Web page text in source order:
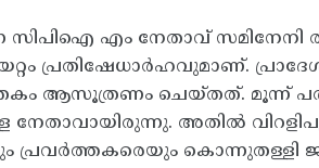
സിപിഐ എം നേതാവ്
പ്രതിഷേധാർഹവുമാണ്.
ആസൂത്രണം ചെയ്തത്. മൂന്ന്
നേതാവായിരുന്നു. അതിൽ
പ്രവർത്തകരെയും കൊന്നുതള്ളി